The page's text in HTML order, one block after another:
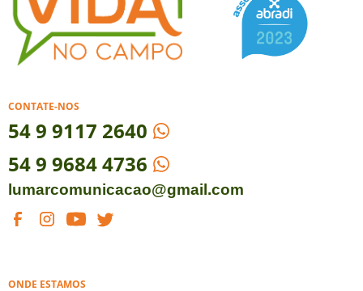
CONTATE-NOS
549 9117 2640
54 9 9684 4736
lumarcomunicacao@gmail.com
ONDE ESTAMOS